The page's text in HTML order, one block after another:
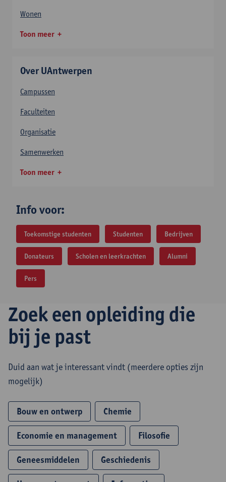
Wonen
Toon meer
Over UAntwerpen
Campussen
Faculteiten
Organisatie
Samenwerken
Toon meer
Info voor:
Toekomstige studenten Studenten Bedrijven
Donateurs Scholen en leerkrachten Alumni
Pers
Zoek een opleiding die
bij je past
Duid aan wat je interessant vindt (meerdere opties zijn
mogelijk)
Bouw en ontwerp Chemie
Economie en management Filosofie
Geneesmiddelen Geschiedenis